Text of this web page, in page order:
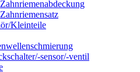
Zahnriemenabdeckung
Zahnriemensatz
Kleinteile
sensor/-ventil